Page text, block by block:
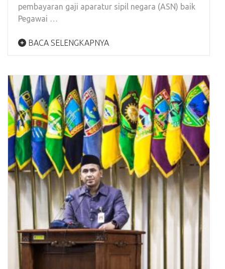
pembayaran gaji aparatur sipil negara (ASN) baik
Pegawai …
BACA SELENGKAPNYA